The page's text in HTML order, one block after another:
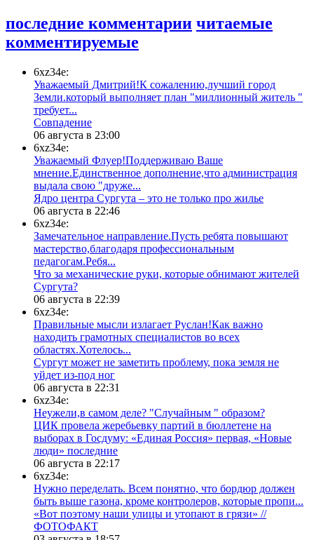
последние комментарии читаемые
комментируемые
6xz34e:
Уважаемый Дмитрий!К сожалению,лучший город
Земли.который выполняет план "миллионный житель "
требует...
​Совпадение
06 августа в 23:00
6xz34e:
Уважаемый Флуер!Поддерживаю Ваше
мнение.Единственное дополнение,что администрация
выдала свою "друже...
​Ядро центра Сургута ‒ это не только про жилье
06 августа в 22:46
6xz34e:
Замечательное направление.Пусть ребята повышают
мастерство,благодаря профессиональным
педагогам.Ребя...
​Что за механические руки, которые обнимают жителей
Сургута?
06 августа в 22:39
6xz34e:
Правильные мысли излагает Руслан!Как важно
находить грамотных специалистов во всех
областях.Хотелось...
Сургут может не заметить проблему, пока земля не
уйдет из-под ног
06 августа в 22:31
6xz34e:
Неужели,в самом деле? "Случайным " образом?
ЦИК провела жеребьевку партий в бюллетене на
выборах в Госдуму: «Единая Россия» первая, «Новые
люди» последние
06 августа в 22:17
6xz34e:
Нужно переделать. Всем понятно, что бордюр должен
быть выше газона, кроме контролеров, которые пропи...
«Вот поэтому наши улицы и утопают в грязи» //
ФОТОФАКТ